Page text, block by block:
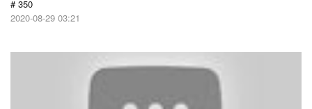
# 350
2020-08-29 03:21